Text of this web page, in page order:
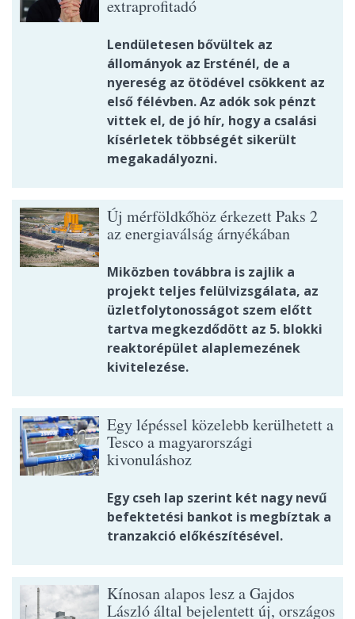
extraprofitadó
Lendületesen bővültek az
állományok az Ersténél, de a
nyereség az ötödével csökkent az
első félévben. Az adók sok pénzt
vittek el, de jó hír, hogy a csalási
kísérletek többségét sikerült
megakadályozni.
Új mérföldkőhöz érkezett Paks 2
az energiaválság árnyékában
Miközben továbbra is zajlik a
projekt teljes felülvizsgálata, az
üzletfolytonosságot szem előtt
tartva megkezdődött az 5. blokki
reaktorépület alaplemezének
kivitelezése.
Egy lépéssel közelebb kerülhetett a
Tesco a magyarországi
kivonuláshoz
Egy cseh lap szerint két nagy nevű
befektetési bankot is megbíztak a
tranzakció előkészítésével.
Kínosan alapos lesz a Gajdos
László által bejelentett új, országos